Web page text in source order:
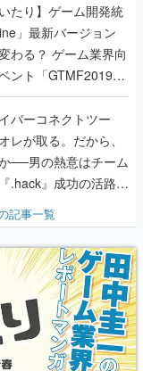
たり】ゲーム開発統
」最新バージョン
わる？ ゲーム業界向
ント「GTMF2019」
深めよう【PR】
バーコネクトツー
レが取る。だから、
──男の熱意はチーム
.hack』成功の活路を
松山 洋に流れる血は
った【若ゲのいた
記事一覧